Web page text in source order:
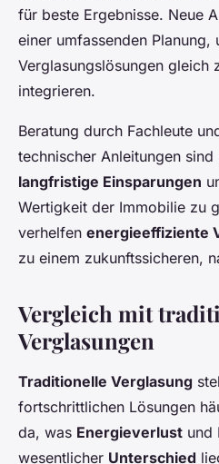
für beste Ergebnisse. Neue
einer umfassenden Planung,
Verglasungslösungen gleich
integrieren.
Beratung durch Fachleute
technischer Anleitungen sind
langfristige Einsparungen
Wertigkeit der Immobilie zu
verhelfen energieeffiziente
zu einem zukunftssicheren,
Vergleich mit
Verglasungen
Traditionelle Verglasung
fortschrittlichen Lösungen
da, was Energieverlust und
wesentlicher Unterschied